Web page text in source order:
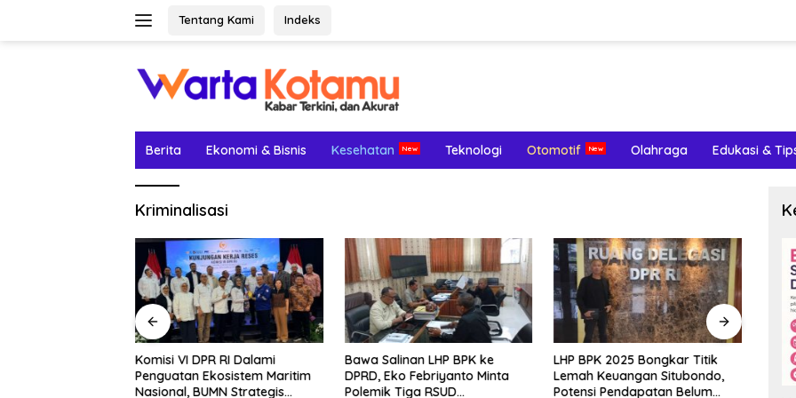
Tentang Kami Indeks
Berita Ekonomi & Bisnis Kesehatan Teknologi Otomotif Olahraga Edukasi &
Kriminalisasi
Komisi VI DPR RI Dalami
Penguatan Ekosistem Maritim
Nasional, BUMN Strategis
Bawa Salinan LHP BPK ke
DPRD, Eko Febriyanto Minta
Polemik Tiga RSUD
LHP BPK 2025 Bongkar Titik
Lemah Keuangan Situbondo,
Potensi Pendapatan Belum